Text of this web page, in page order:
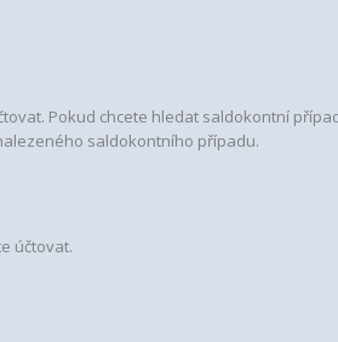
Pokud chcete hledat saldokontní
saldokontního případu.
účtovat.